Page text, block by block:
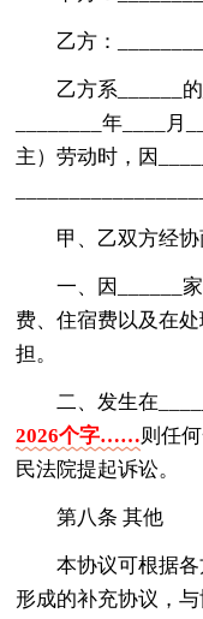
乙方：
乙方系______
________年____
主）劳动时，因
甲、乙双方经
一、因______
费、住宿费以及在
担。
二、发生在
2026个字……则任
民法院提起诉讼。
第八条 其他
本协议可根据
形成的补充协议，